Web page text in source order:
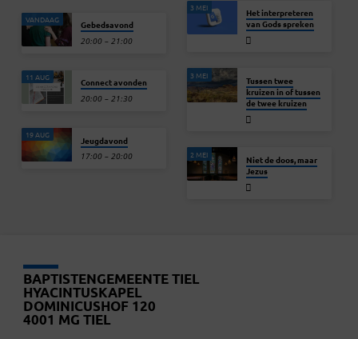
VANDAAG Gebedsavond
20:00 – 21:00
11 AUG Connect avonden
20:00 – 21:30
19 AUG Jeugdavond
17:00 – 20:00
3 MEI
Het interpreteren
van Gods spreken
3 MEI
Tussen twee
kruizen in of tussen
de twee kruizen
2 MEI
Niet de doos, maar
Jezus
BAPTISTENGEMEENTE TIEL
HYACINTUSKAPEL
DOMINICUSHOF 120
4001 MG TIEL